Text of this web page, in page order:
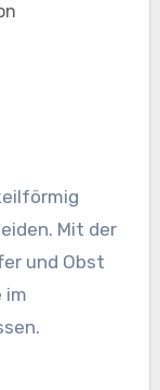
Mit der
und Obst
im